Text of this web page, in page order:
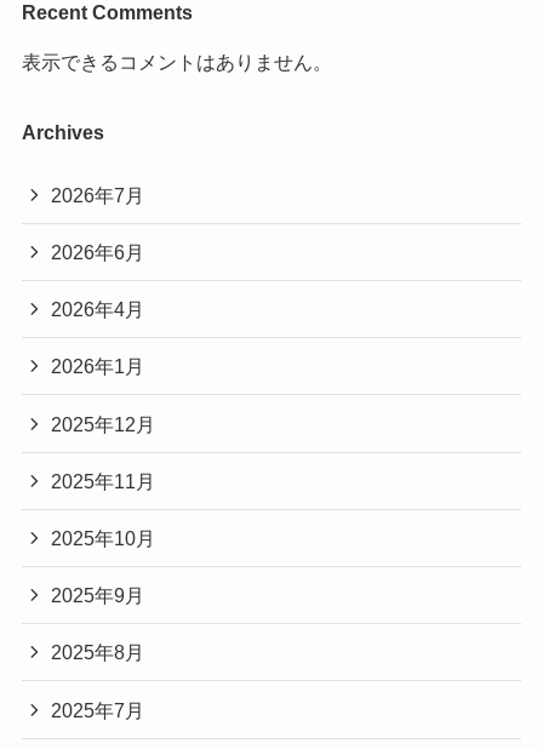
Recent Comments
表示できるコメントはありません。
Archives
2026年7月
2026年6月
2026年4月
2026年1月
2025年12月
2025年11月
2025年10月
2025年9月
2025年8月
2025年7月